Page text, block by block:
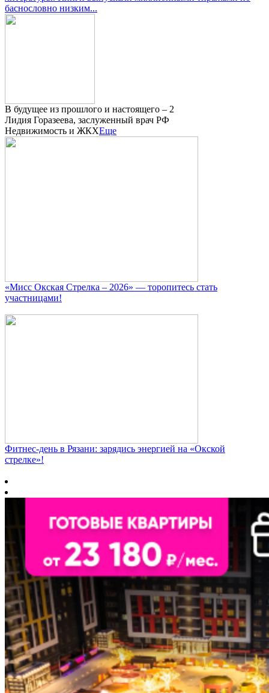
баснословно низким...
В будущее из прошлого и настоящего – 2
Лидия Горазеева, заслуженный врач РФ
Недвижимость и ЖКХЕще
«Мисс Окская Стрелка – 2026» — торопитесь стать
участницами!
Фитнес‑день в Рязани: зарядись энергией на «Окской
стрелке»!